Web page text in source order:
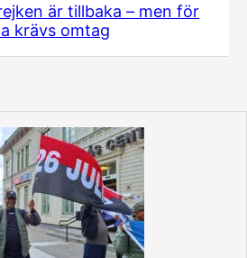
är tillbaka – men för
krävs omtag